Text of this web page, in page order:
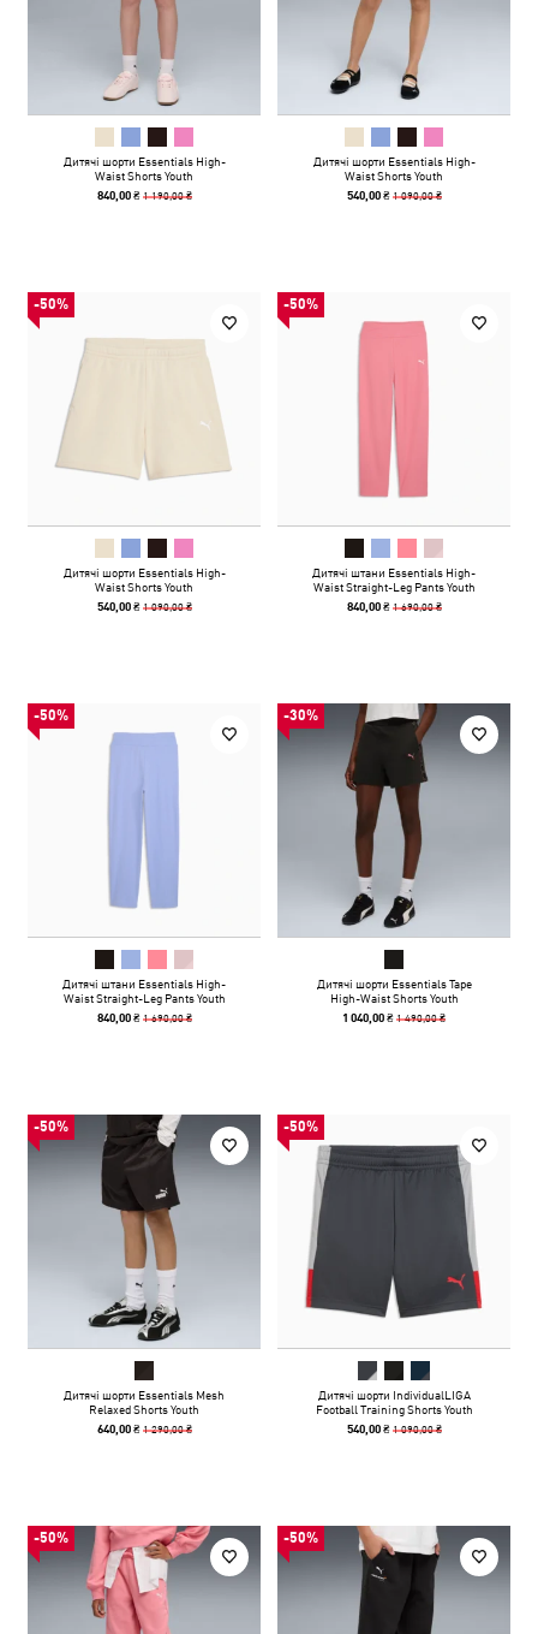
Дитячі шорти Essentials High-
Waist Shorts Youth
840,00 ₴ 1 190,00 ₴
Дитячі шорти Essentials High-
Waist Shorts Youth
540,00 ₴ 1 090,00 ₴
-50%
Дитячі шорти Essentials High-
Waist Shorts Youth
540,00 ₴ 1 090,00 ₴
-50%
Дитячі штани Essentials High-
Waist Straight-Leg Pants Youth
840,00 ₴ 1 690,00 ₴
-50%
Дитячі штани Essentials High-
Waist Straight-Leg Pants Youth
840,00 ₴ 1 690,00 ₴
-30%
Дитячі шорти Essentials Tape
High-Waist Shorts Youth
1 040,00 ₴1 490,00 ₴
-50%
Дитячі шорти Essentials Mesh
Relaxed Shorts Youth
640,00 ₴ 1 290,00 ₴
-50%
Дитячі шорти IndividualLIGA
Football Training Shorts Youth
540,00 ₴ 1 090,00 ₴
-50% -50%